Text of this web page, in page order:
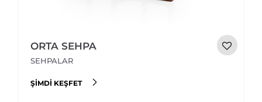
ORTA SEHPA
SEHPALAR
ŞIMDI KEŞFET